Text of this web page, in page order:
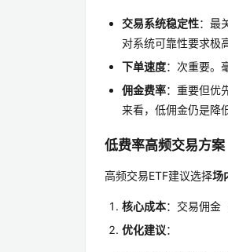
交易系统稳定性：最
对系统可靠性要求极
下单速度：次重要。
佣金费率：重要但优
来看，低佣金仍是降
低费率高频交易方案
高频交易ETF建议选择场
核心成本：交易佣金
优化建议：